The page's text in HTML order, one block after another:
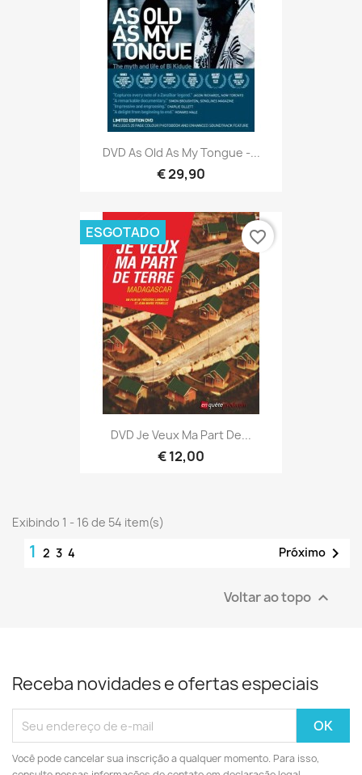
DVD As Old As My Tongue -...
€ 29,90
DVD Je Veux Ma Part De...
€ 12,00
ESGOTADO favorite_border
Exibindo 1 - 16 de 54 item(s)
1 2 3 4 Próximo 
Voltar ao topo 
Receba novidades e ofertas especiais
Você pode cancelar sua inscrição a qualquer momento. Para isso,